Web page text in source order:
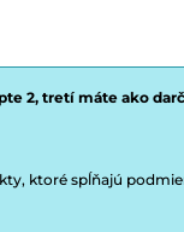
2, tretí máte ako
ktoré spĺňajú